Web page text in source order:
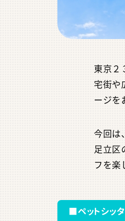
東京２
宅街や
ージを
今回は
足立区
フを楽
■ペットシッ